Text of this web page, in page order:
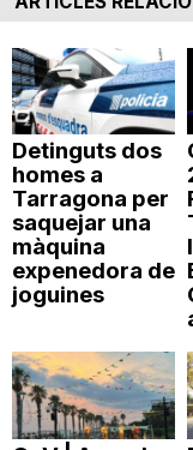
Detinguts dos
homes a
Tarragona per
saquejar una
màquina
expenedora de
joguines